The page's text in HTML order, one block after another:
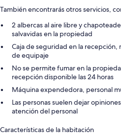
También encontrarás otros servicios,
2 albercas al aire libre y
salvavidas en la propiedad
Caja de seguridad en la
de equipaje
No se permite fumar en la
recepción disponible las 24 horas
Máquina expendedora, personal
Las personas suelen dejar
atención del personal
Características de la habitación